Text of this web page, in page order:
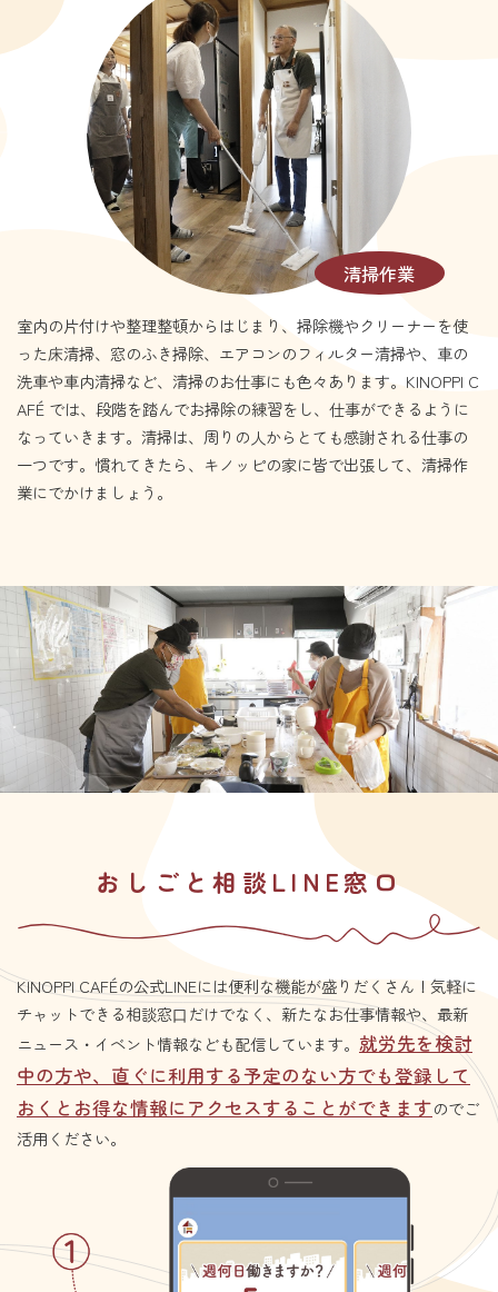
清掃作業
室内の片付けや整理整頓からはじまり、掃除機やクリーナーを使
った床清掃、窓のふき掃除、エアコンのフィルター清掃や、車の
洗車や車内清掃など、清掃のお仕事にも色々あります。KINOPPI C
AFÉ では、段階を踏んでお掃除の練習をし、仕事ができるように
なっていきます。清掃は、周りの人からとても感謝される仕事の
一つです。慣れてきたら、キノッピの家に皆で出張して、清掃作
業にでかけましょう。
おしごと相談LINE窓口
KINOPPI CAFÉの公式LINEには便利な機能が盛りだくさん！気軽に
チャットできる相談窓⼝だけでなく、新たなお仕事情報や、最新
ニュース・イベント情報なども配信しています。 就労先を検討
中の方や、直ぐに利用する予定のない方でも登録して
おくとお得な情報にアクセスすることができますのでご
活用ください。